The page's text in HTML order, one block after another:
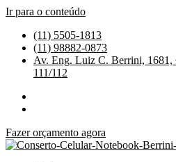
Ir para o conteúdo
(11) 5505-1813
(11) 98882-0873
Av. Eng. Luiz C. Berrini, 1681,
111/112
Fazer orçamento agora